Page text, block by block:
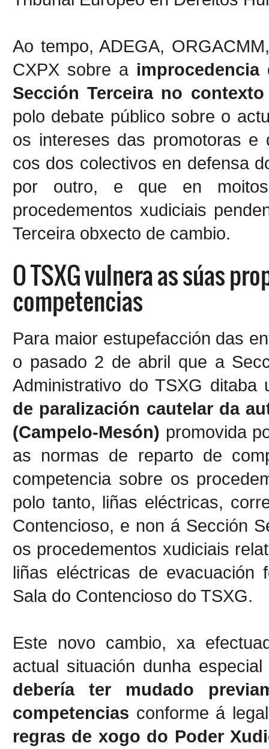
Ao tempo, ADEGA,
CXPX sobre a
Sección Terceira no
polo debate público sobre o
os intereses das promotoras e
cos dos colectivos en defensa
por outro, e que en
procedementos xudiciais
Terceira obxecto de cambio.
O TSXG vulnera as súas
competencias
Para maior estupefacción das
o pasado 2 de abril que a
Administrativo do TSXG
de paralización cautelar da
(Campelo-Mesón) promovida
as normas de reparto de
competencia sobre os
polo tanto, liñas eléctricas,
Contencioso, e non á Sección
os procedementos xudiciais
liñas eléctricas de evacuación
Sala do Contencioso do TSXG.
Este novo cambio, xa
actual situación dunha
debería ter mudado
competencias conforme á
regras de xogo do Poder